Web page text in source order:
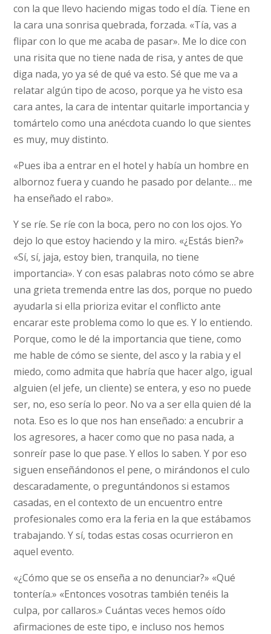
con la que llevo haciendo migas todo el día. Tiene en
la cara una sonrisa quebrada, forzada. «Tía, vas a
flipar con lo que me acaba de pasar». Me lo dice con
una risita que no tiene nada de risa, y antes de que
diga nada, yo ya sé de qué va esto. Sé que me va a
relatar algún tipo de acoso, porque ya he visto esa
cara antes, la cara de intentar quitarle importancia y
tomártelo como una anécdota cuando lo que sientes
es muy, muy distinto.
«Pues iba a entrar en el hotel y había un hombre en
albornoz fuera y cuando he pasado por delante… me
ha enseñado el rabo».
Y se ríe. Se ríe con la boca, pero no con los ojos. Yo
dejo lo que estoy haciendo y la miro. «¿Estás bien?»
«Sí, sí, jaja, estoy bien, tranquila, no tiene
importancia». Y con esas palabras noto cómo se abre
una grieta tremenda entre las dos, porque no puedo
ayudarla si ella prioriza evitar el conflicto ante
encarar este problema como lo que es. Y lo entiendo.
Porque, como le dé la importancia que tiene, como
me hable de cómo se siente, del asco y la rabia y el
miedo, como admita que habría que hacer algo, igual
alguien (el jefe, un cliente) se entera, y eso no puede
ser, no, eso sería lo peor. No va a ser ella quien dé la
nota. Eso es lo que nos han enseñado: a encubrir a
los agresores, a hacer como que no pasa nada, a
sonreír pase lo que pase. Y ellos lo saben. Y por eso
siguen enseñándonos el pene, o mirándonos el culo
descaradamente, o preguntándonos si estamos
casadas, en el contexto de un encuentro entre
profesionales como era la feria en la que estábamos
trabajando. Y sí, todas estas cosas ocurrieron en
aquel evento.
«¿Cómo que se os enseña a no denunciar?» «Qué
tontería.» «Entonces vosotras también tenéis la
culpa, por callaros.» Cuántas veces hemos oído
afirmaciones de este tipo, e incluso nos hemos